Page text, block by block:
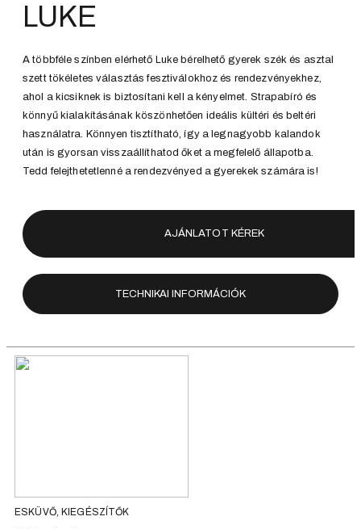
LUKE
A többféle színben elérhető Luke bérelhető gyerek szék és asztal
szett tökéletes választás fesztiválokhoz és rendezvényekhez,
ahol a kicsiknek is biztosítani kell a kényelmet. Strapabíró és
könnyű kialakításának köszönhetően ideális kültéri és beltéri
használatra. Könnyen tisztítható, így a legnagyobb kalandok
után is gyorsan visszaállíthatod őket a megfelelő állapotba.
Tedd felejthetetlenné a rendezvényed a gyerekek számára is!
AJÁNLATOT KÉREK
TECHNIKAI INFORMÁCIÓK
ESKÜVŐ, KIEGÉSZÍTŐK